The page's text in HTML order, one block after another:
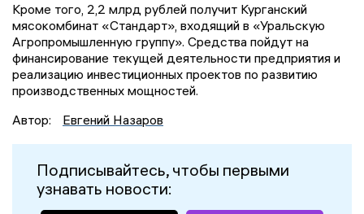
Кроме того, 2,2 млрд рублей получит Курганский
мясокомбинат «Стандарт», входящий в «Уральскую
Агропромышленную группу». Средства пойдут на
финансирование текущей деятельности предприятия и
реализацию инвестиционных проектов по развитию
производственных мощностей.
Автор:
Евгений Назаров
Подписывайтесь, чтобы первыми
узнавать новости: